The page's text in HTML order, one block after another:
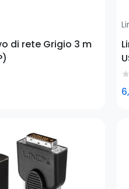
di rete Grigio 3 m